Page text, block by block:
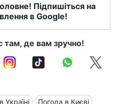
Підпишіться на
в Google!
там, де вам зручно!
Україні Погода в Києві